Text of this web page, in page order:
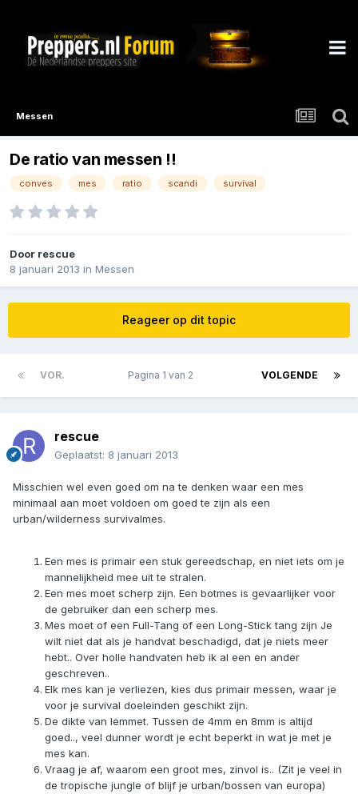
Messen
De ratio van messen !!
conves mes ratio scandi survival
Door rescue
8 januari 2013 in Messen
Reageer op dit topic
VOR. VOLGENDE
Pagina 1 van 2
rescue
Geplaatst: 8 januari 2013
Misschien wel even goed om na te denken waar een mes
minimaal aan moet voldoen om goed te zijn als een
urban/wilderness survivalmes.
Een mes is primair een stuk gereedschap, en niet iets om je
mannelijkheid mee uit te stralen.
Een mes moet scherp zijn. Een botmes is gevaarlijker voor
de gebruiker dan een scherp mes.
Mes moet of een Full-Tang of een Long-Stick tang zijn Je
wilt niet dat als je handvat beschadigd, dat je niets meer
hebt.. Over holle handvaten heb ik al een en ander
geschreven..
Elk mes kan je verliezen, kies dus primair messen, waar je
voor je survival doeleinden geschikt zijn.
De dikte van lemmet. Tussen de 4mm en 8mm is altijd
goed.., veel dunner wordt je echt beperkt in wat je met je
mes kan.
Vraag je af, waarom een groot mes, zinvol is.. (Zit je veel in
de tropische jungle of blijf je urban/bossen van europa)